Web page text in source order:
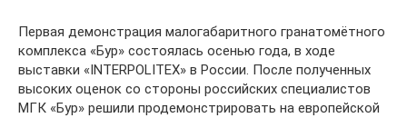
Первая демонстрация малогабаритного гранатомётного
комплекса «Бур» состоялась осенью года, в ходе
выставки «INTERPOLITEX» в России. После полученных
высоких оценок со стороны российских специалистов
МГК «Бур» решили продемонстрировать на европейской